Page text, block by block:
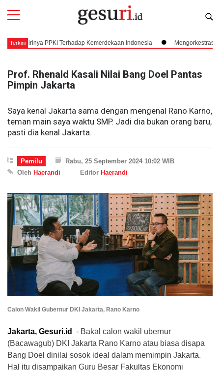
TerkiniPPKI Terhadap Kemerdekaan Indonesia Mengorkestrasi Faksi,
Prof. Rhenald Kasali Nilai Bang Doel Pantas
Pimpin Jakarta
Saya kenal Jakarta sama dengan mengenal Rano Karno,
teman main saya waktu SMP. Jadi dia bukan orang baru,
pasti dia kenal Jakarta.
Pemilu
Rabu, 25 September 2024 10:02 WIB
Oleh Haerandi Editor Haerandi
Calon Wakil Gubernur DKI Jakarta, Rano Karno
Jakarta, Gesuri.id
- Bakal calon wakil ubernur
(Bacawagub) DKI Jakarta Rano Karno atau biasa disapa
Bang Doel dinilai sosok ideal dalam memimpin Jakarta.
Hal itu disampaikan Guru Besar Fakultas Ekonomi